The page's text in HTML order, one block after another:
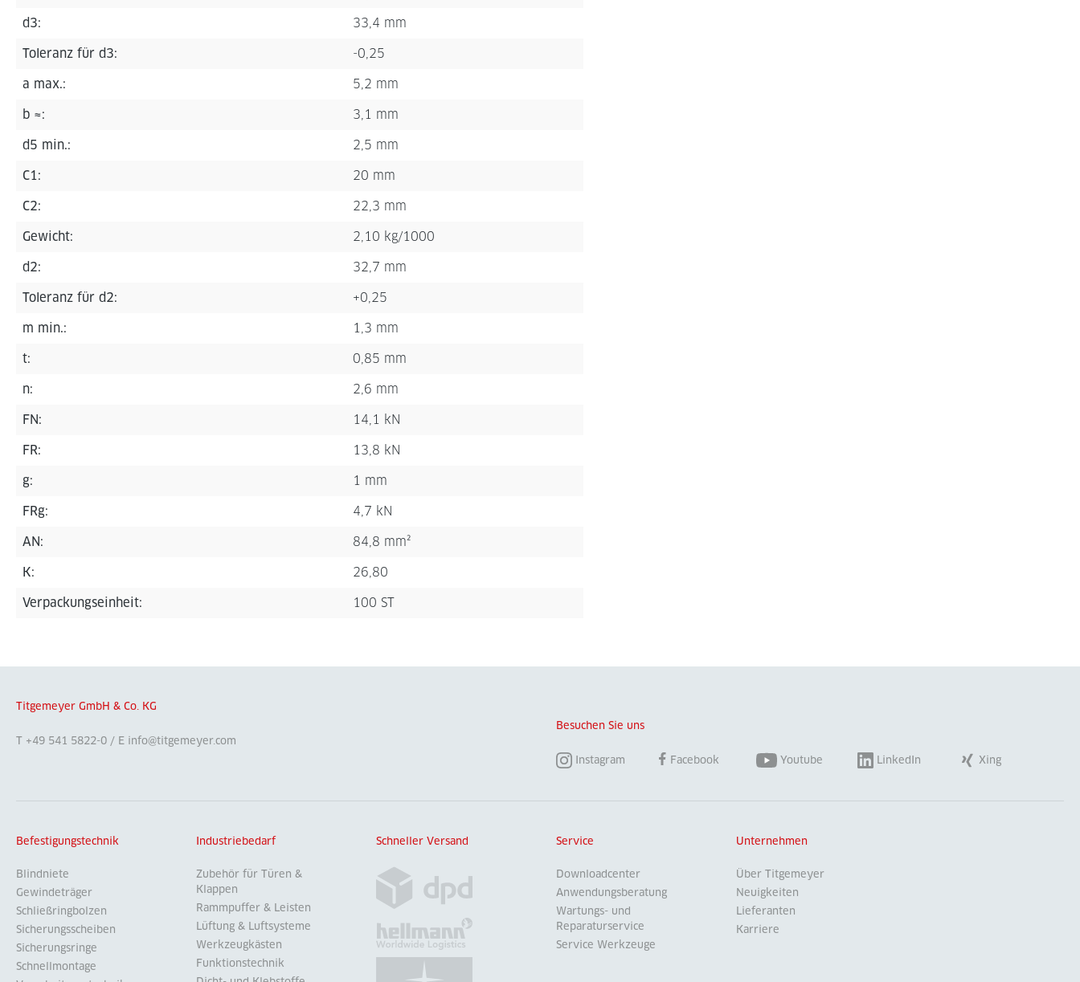
d3: 33,4 mm
Toleranz für d3: -0,25
a max.: 5,2 mm
b ≈: 3,1 mm
d5 min.: 2,5 mm
C1: 20 mm
C2: 22,3 mm
Gewicht: 2,10 kg/1000
d2: 32,7 mm
Toleranz für d2: +0,25
m min.: 1,3 mm
t: 0,85 mm
n: 2,6 mm
FN: 14,1 kN
FR: 13,8 kN
g: 1 mm
FRg: 4,7 kN
AN: 84,8 mm²
K: 26,80
Verpackungseinheit: 100 ST
Titgemeyer GmbH & Co. KG
T +49 541 5822-0 / E info@titgemeyer.com
Besuchen Sie uns
Instagram Facebook Youtube LinkedIn Xing
Befestigungstechnik
Blindniete
Gewindeträger
Schließringbolzen
Sicherungsscheiben
Sicherungsringe
Schnellmontage
Industriebedarf
Zubehör für Türen &
Klappen
Rammpuffer & Leisten
Lüftung & Luftsysteme
Werkzeugkästen
Funktionstechnik
Schneller Versand Service
Downloadcenter
Anwendungsberatung
Wartungs- und
Reparaturservice
Service Werkzeuge
Unternehmen
Über Titgemeyer
Neuigkeiten
Lieferanten
Karriere